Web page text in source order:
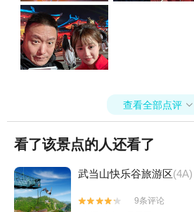
查看全部点评 
看了该景点的人还看了
武当山快乐谷旅游区(4A)


9条评论